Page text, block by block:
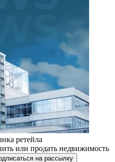
ретейла
или продать недвижимость